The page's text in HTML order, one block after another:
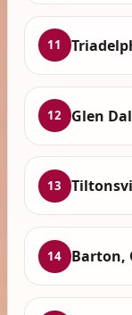
11
12 Glen
13
14 Barton,